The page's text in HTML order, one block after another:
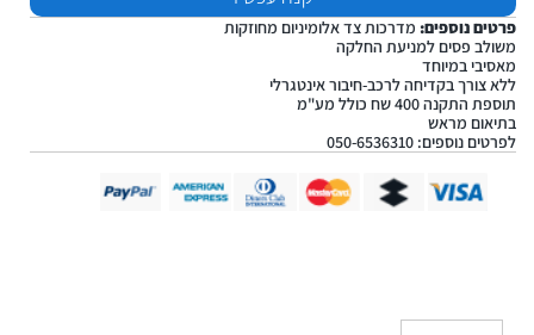
פרטים נוספים: מדרכות צד אלומיניום מחוזקות
משולב פסים למניעת החלקה
מאסיבי במיוחד
ללא צורך בקדיחה לרכב-חיבור אינטגרלי
תוספת התקנה 400 שח כולל מע"מ
בתיאום מראש
לפרטים נוספים: 050-6536310